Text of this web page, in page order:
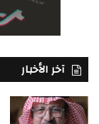
آخر الأخبار